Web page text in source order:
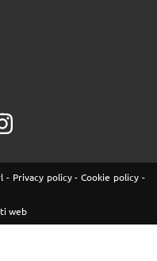
- Privacy policy-Cookie policy -
web